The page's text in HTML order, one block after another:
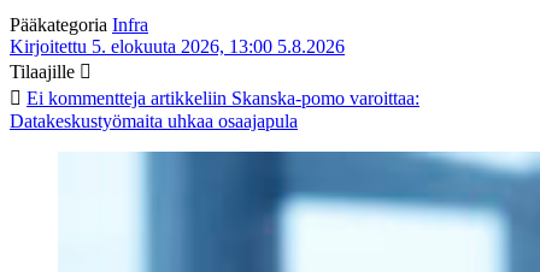
Pääkategoria Infra
Kirjoitettu 5. elokuuta 2026, 13:00 5.8.2026
Tilaajille
Ei kommentteja artikkeliin Skanska-pomo varoittaa:
Datakeskustyömaita uhkaa osaajapula